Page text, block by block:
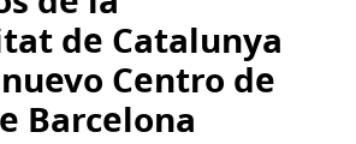
de Catalunya
Centro de
Barcelona